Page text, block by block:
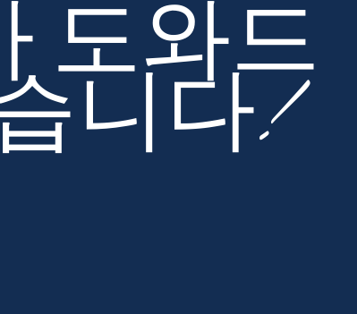
도와드
니다!